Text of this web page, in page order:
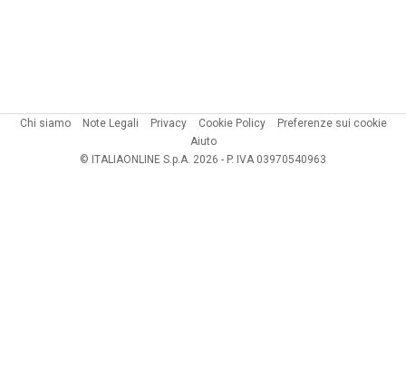
Chi siamo Note Legali Privacy Cookie Policy
Preferenze sui cookie
Aiuto
© ITALIAONLINE S.p.A. 2026 - P. IVA 03970540963